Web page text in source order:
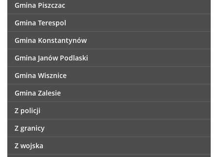
Gmina Piszczac
Gmina Terespol
Gmina Konstantynów
Gmina Janów Podlaski
Gmina Wisznice
Gmina Zalesie
Z policji
Z granicy
Z wojska